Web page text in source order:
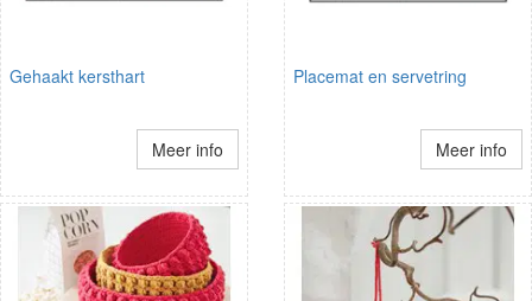
Gehaakt kersthart
Meer info
Placemat en servetring
Meer info